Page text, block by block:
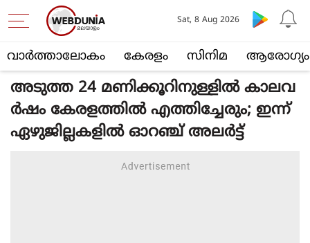
വാര്‍ത്താലോകം കേരളം സിനിമ ആരോഗ്യം
Sat, 8 Aug 2026
അടുത്ത 24 മണിക്കൂറിനുള്ളില്‍ കാലവ
ര്‍ഷം കേരളത്തില്‍ എത്തിച്ചേരും; ഇന്ന്
ഏഴുജില്ലകളില്‍ ഓറഞ്ച് അലര്‍ട്ട്